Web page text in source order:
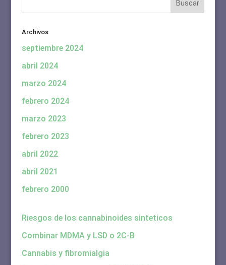
Archivos
septiembre 2024
abril 2024
marzo 2024
febrero 2024
marzo 2023
febrero 2023
abril 2022
abril 2021
febrero 2000
Riesgos de los cannabinoides sinteticos
Combinar MDMA y LSD o 2C-B
Cannabis y fibromialgia